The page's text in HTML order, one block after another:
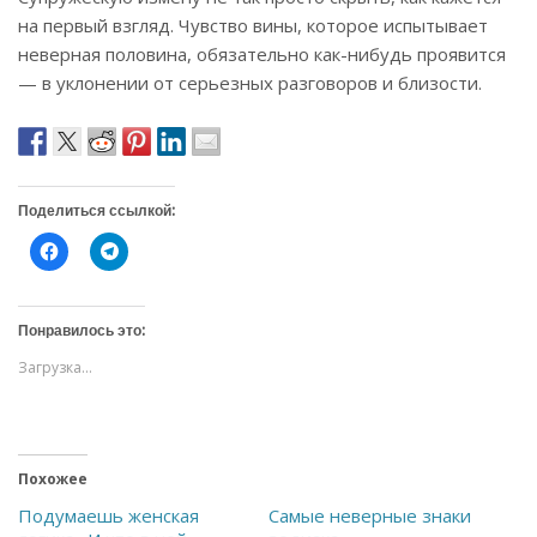
на первый взгляд. Чувство вины, которое испытывает
неверная половина, обязательно как-нибудь проявится
— в уклонении от серьезных разговоров и близости.
Поделиться ссылкой:
Н
а
и
т
е
ч
о
к
ы
т
Н
а
и
т
е
л
и
Понравилось это:
Загрузка...
Похожее
Подумаешь женская
Самые неверные знаки